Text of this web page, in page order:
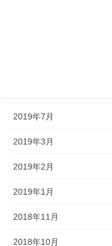
2019年7月
2019年3月
2019年2月
2019年1月
2018年11月
2018年10月